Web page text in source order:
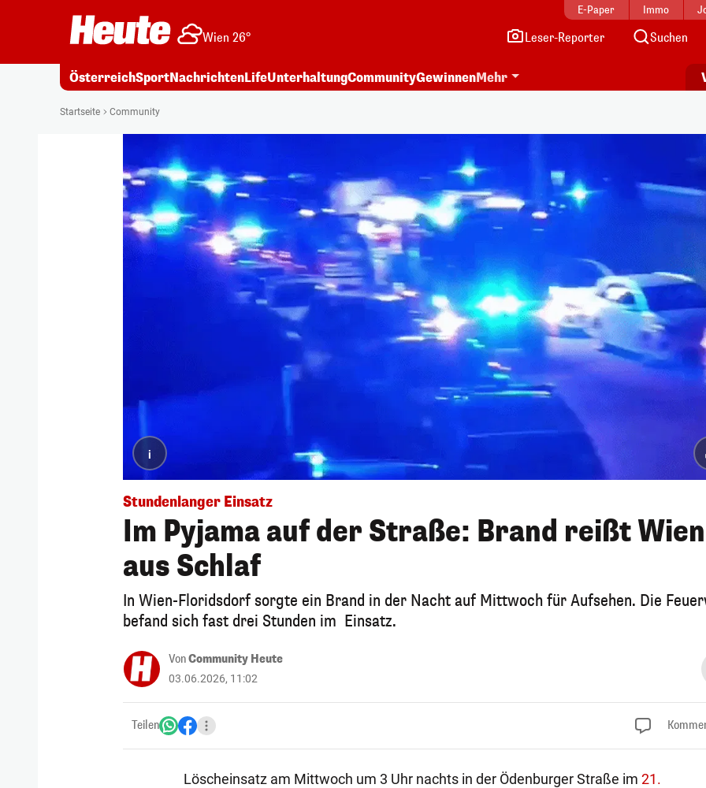
E-Paper Immo
Wien 26° Leser-Reporter Suchen
ÖsterreichSportNachrichtenLifeUnterhaltungCommunityGewinnenMehr
Startseite Community
i
Stundenlanger Einsatz
Im Pyjama auf der Straße: Brand reißt
aus Schlaf
In Wien-Floridsdorf sorgte ein Brand in der Nacht auf Mittwoch für Aufsehen. Die
befand sich fast drei Stunden im Einsatz.
VonCommunity Heute
03.06.2026, 11:02
Teilen
Löscheinsatz am Mittwoch um 3 Uhr nachts in der Ödenburger Straße im 21.